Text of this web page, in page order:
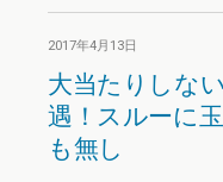
2017年4月13日
大当たりしな
遇！スルーに
も無し